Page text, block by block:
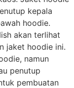
kepala
hoodie.
akan terlihat
jaket hoodie ini.
namun
penutup
pembuatan